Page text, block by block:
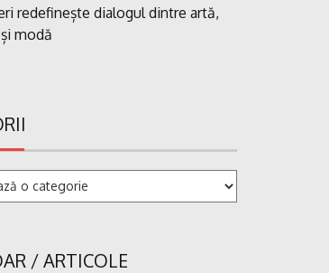
redefinește dialogul dintre artă,
modă
/ ARTICOLE